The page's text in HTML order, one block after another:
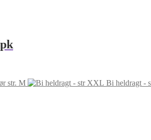
str. M
Bi heldragt -